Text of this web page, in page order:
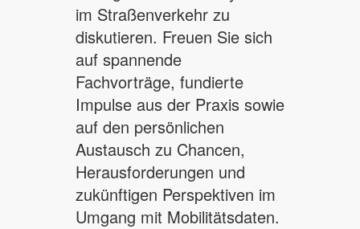
im Straßenverkehr zu
diskutieren. Freuen Sie sich
auf spannende
Fachvorträge, fundierte
Impulse aus der Praxis sowie
auf den persönlichen
Austausch zu Chancen,
Herausforderungen und
zukünftigen Perspektiven im
Umgang mit Mobilitätsdaten.